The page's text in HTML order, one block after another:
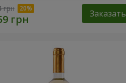
грн Заказать